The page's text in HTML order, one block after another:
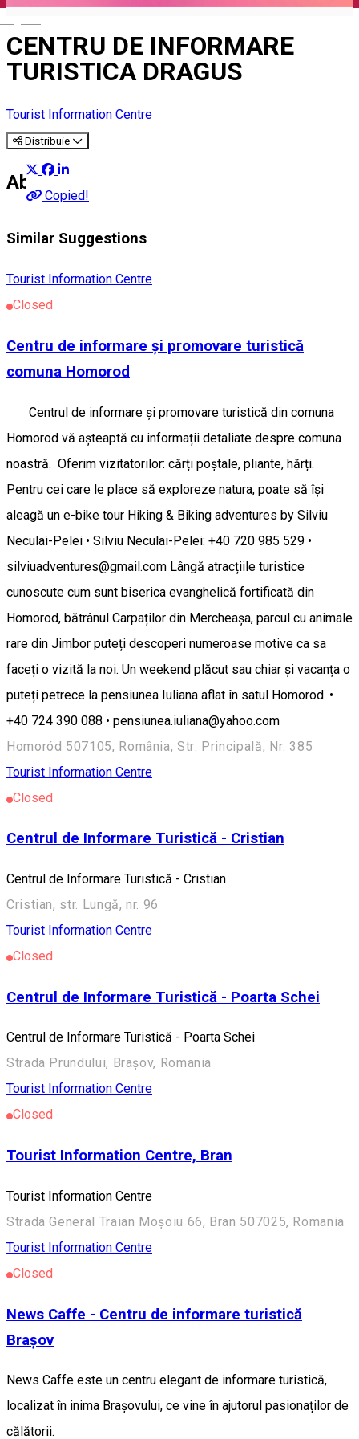
CENTRU DE INFORMARE
TURISTICA DRAGUS
Tourist Information Centre
Distribuie
Copied!
About
Similar Suggestions
Tourist Information Centre
Closed
Centru de informare și promovare turistică
comuna Homorod
Centrul de informare și promovare turistică din comuna
Homorod vă așteaptă cu informații detaliate despre comuna
noastră. Oferim vizitatorilor: cărți poștale, pliante, hărți.
Pentru cei care le place să exploreze natura, poate să își
aleagă un e-bike tour Hiking & Biking adventures by Silviu
Neculai-Pelei • Silviu Neculai-Pelei: +40 720 985 529 •
silviuadventures@gmail.com Lângă atracțiile turistice
cunoscute cum sunt biserica evanghelică fortificată din
Homorod, bătrânul Carpaților din Mercheașa, parcul cu animale
rare din Jimbor puteți descoperi numeroase motive ca sa
faceți o vizită la noi. Un weekend plăcut sau chiar și vacanța o
puteți petrece la pensiunea Iuliana aflat în satul Homorod. •
+40 724 390 088 • pensiunea.iuliana@yahoo.com
Homoród 507105, România, Str: Principală, Nr: 385
Tourist Information Centre
Closed
Centrul de Informare Turistică - Cristian
Centrul de Informare Turistică - Cristian
Cristian, str. Lungă, nr. 96
Tourist Information Centre
Closed
Centrul de Informare Turistică - Poarta Schei
Centrul de Informare Turistică - Poarta Schei
Strada Prundului, Brașov, Romania
Tourist Information Centre
Closed
Tourist Information Centre, Bran
Tourist Information Centre
Strada General Traian Moșoiu 66, Bran 507025, Romania
Tourist Information Centre
Closed
News Caffe - Centru de informare turistică
Brașov
News Caffe este un centru elegant de informare turistică,
localizat în inima Brașovului, ce vine în ajutorul pasionaților de
călătorii.